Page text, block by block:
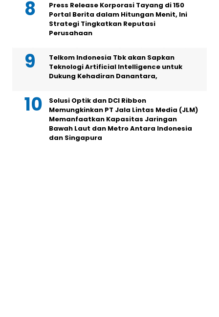
Press Release Korporasi Tayang di 150
Portal Berita dalam Hitungan Menit, Ini
Strategi Tingkatkan Reputasi
Perusahaan
Telkom Indonesia Tbk akan Sapkan
Teknologi Artificial Intelligence untuk
Dukung Kehadiran Danantara,
Solusi Optik dan DCI Ribbon
Memungkinkan PT Jala Lintas Media (JLM)
Memanfaatkan Kapasitas Jaringan
Bawah Laut dan Metro Antara Indonesia
dan Singapura